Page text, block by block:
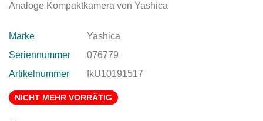
Analoge Kompaktkamera von Yashica
Marke
Yashica
Seriennummer
076779
Artikelnummer
fkU10191517
NICHT MEHR VORRÄTIG